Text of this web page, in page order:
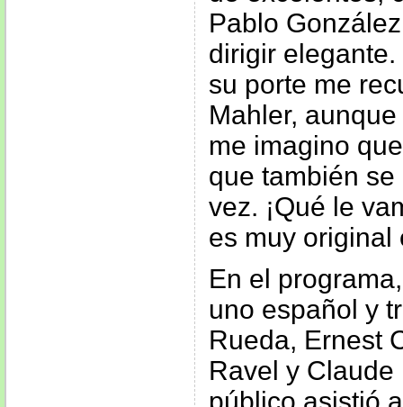
Pablo
dirigir
su porte me
Mahler,
me imagino
que también
vez. ¡Qué le
es muy original
En el
uno español y
Rueda, Ernest
Ravel y Claude